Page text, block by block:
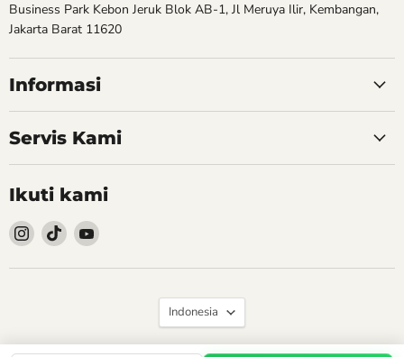
Business Park Kebon Jeruk Blok AB-1, Jl Meruya Ilir, Kembangan,
Jakarta Barat 11620
Informasi
Servis Kami
Ikuti kami
Follow
kami
Instagram
Follow
kami
TikTok
Follow
YouTube
Bahasa
Indonesia